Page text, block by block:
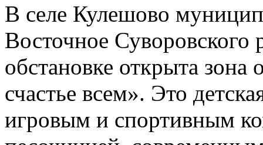
В селе Кулешово
Восточное Суворовского
обстановке открыта зона
счастье всем». Это
игровым и спортивным